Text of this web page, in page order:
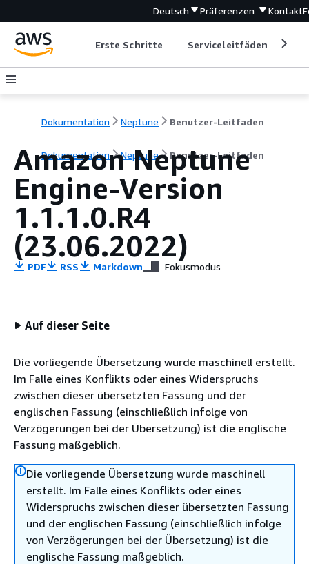
Deutsch Präferenzen Kontakt
Erste Schritte Serviceleitfäden
Dokumentation Neptune Benutzer-Leitfaden
Dokumentation Neptune Benutzer-Leitfaden
Amazon Neptune
Engine-Version
1.1.1.0.R4
(23.06.2022)
PDF RSS Markdown Fokusmodus
Auf dieser Seite
Die vorliegende Übersetzung wurde maschinell erstellt.
Im Falle eines Konflikts oder eines Widerspruchs
zwischen dieser übersetzten Fassung und der
englischen Fassung (einschließlich infolge von
Verzögerungen bei der Übersetzung) ist die englische
Fassung maßgeblich.
Die vorliegende Übersetzung wurde maschinell
erstellt. Im Falle eines Konflikts oder eines
Widerspruchs zwischen dieser übersetzten Fassung
und der englischen Fassung (einschließlich infolge
von Verzögerungen bei der Übersetzung) ist die
englische Fassung maßgeblich.